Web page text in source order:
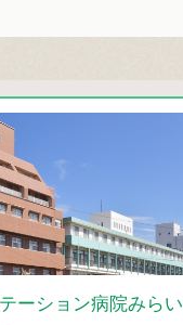
ーション病院みらい